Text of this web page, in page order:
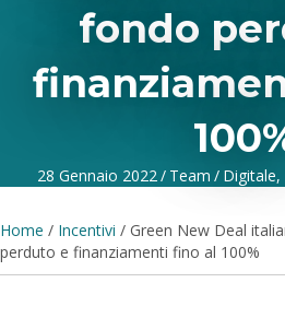
fondo
28 Gennaio 2022/ Team / Digitale,
Home / Incentivi / Green New Deal
perduto e finanziamenti fino al 100%